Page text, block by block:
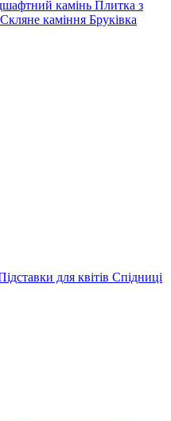
камінь Плитка з
Скляне каміння Бруківка
для квітів Спідниці